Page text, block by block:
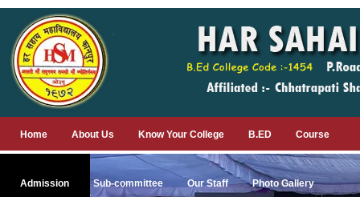
Home About Us Know Your College B.ED Course
Admission Sub-committee Our Staff Photo Gallery